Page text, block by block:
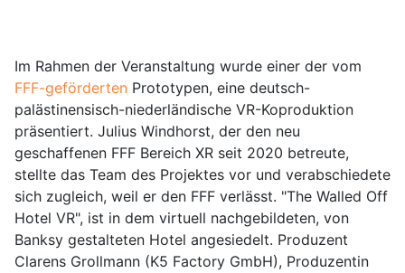
Im Rahmen der Veranstaltung wurde einer der vom
FFF-geförderten Prototypen, eine deutsch-
palästinensisch-niederländische VR-Koproduktion
präsentiert. Julius Windhorst, der den neu
geschaffenen FFF Bereich XR seit 2020 betreute,
stellte das Team des Projektes vor und verabschiedete
sich zugleich, weil er den FFF verlässt. "The Walled Off
Hotel VR", ist in dem virtuell nachgebildeten, von
Banksy gestalteten Hotel angesiedelt. Produzent
Clarens Grollmann (K5 Factory GmbH), Produzentin